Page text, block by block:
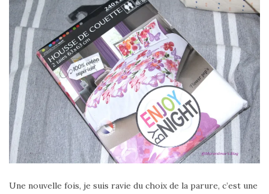
Une nouvelle fois, je suis ravie du choix de la parure, c’est une